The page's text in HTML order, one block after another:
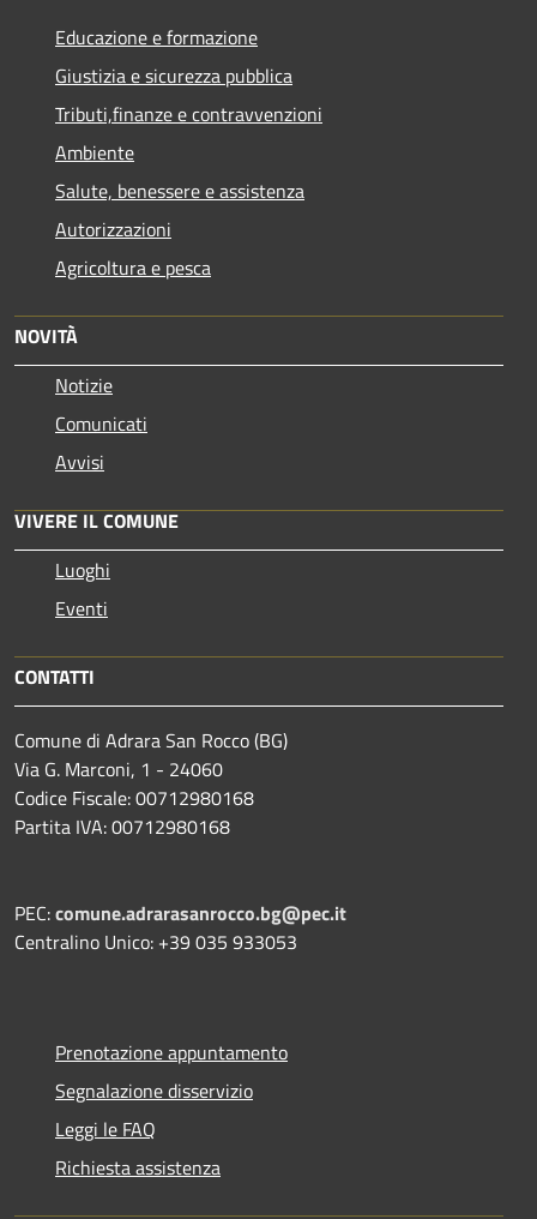
Educazione e formazione
Giustizia e sicurezza pubblica
Tributi,finanze e contravvenzioni
Ambiente
Salute, benessere e assistenza
Autorizzazioni
Agricoltura e pesca
NOVITÀ
Notizie
Comunicati
Avvisi
VIVERE IL COMUNE
Luoghi
Eventi
CONTATTI
Comune di Adrara San Rocco (BG)
Via G. Marconi, 1 - 24060
Codice Fiscale: 00712980168
Partita IVA: 00712980168
PEC:comune.adrarasanrocco.bg@pec.it
Centralino Unico: +39 035 933053
Prenotazione appuntamento
Segnalazione disservizio
Leggi le FAQ
Richiesta assistenza